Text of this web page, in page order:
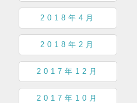
2018年4月
2018年2月
2017年12月
2017年10月